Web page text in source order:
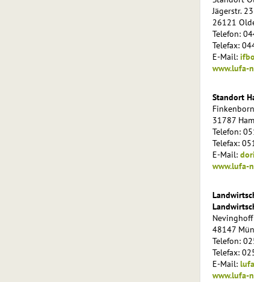
Jägerstr.
26121
Telefon:
Telefax:
E-Mail:
www.lufa-
Standort
31787
Telefon:
Telefax:
E-Mail:
www.lufa-
48147
Telefon:
Telefax:
E-Mail:
www.lufa-